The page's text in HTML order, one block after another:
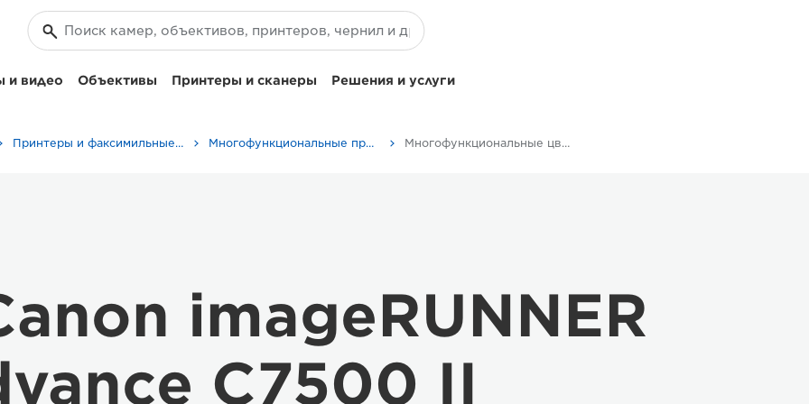
и видео Объективы Принтеры и сканеры Решения и услуги
Принтеры и факсимильные аппараты для бизнеса Многофункциональные принтеры - Принтеры «Все в одном» Многофункциональные цветные принтеры
imageRUNNER
C7500 II